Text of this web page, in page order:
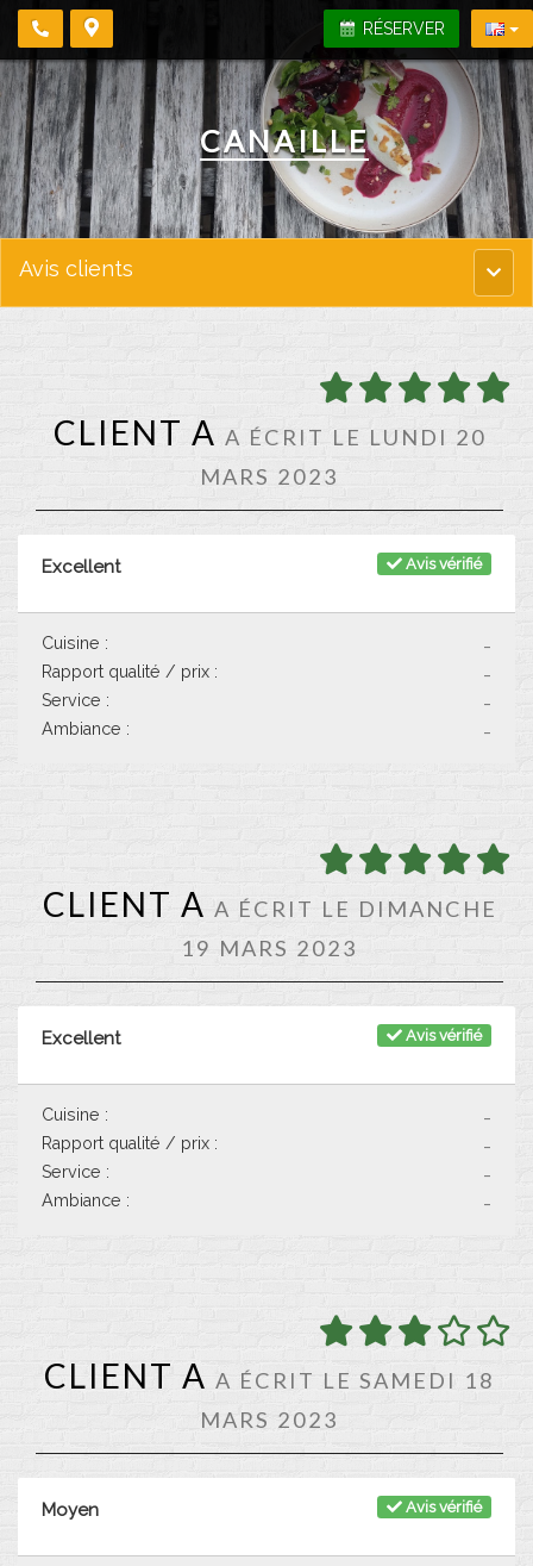
RÉSERVER
CANAILLE
Menu
Avis clients
CLIENT A A ÉCRIT LE LUNDI 20
MARS 2023
Avis vérifié
Excellent
-
Cuisine :
-
Rapport qualité / prix :
-
Service :
-
Ambiance :
CLIENT A A ÉCRIT LE DIMANCHE
19 MARS 2023
Avis vérifié
Excellent
-
Cuisine :
-
Rapport qualité / prix :
-
Service :
-
Ambiance :
CLIENT A A ÉCRIT LE SAMEDI 18
MARS 2023
Avis vérifié
Moyen